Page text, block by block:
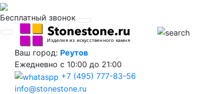
Бесплатный звонок
Ваш город: Реутов
Ежедневно с 10:00 до 21:00
+7 (495) 777-83-56
info@stonestone.ru